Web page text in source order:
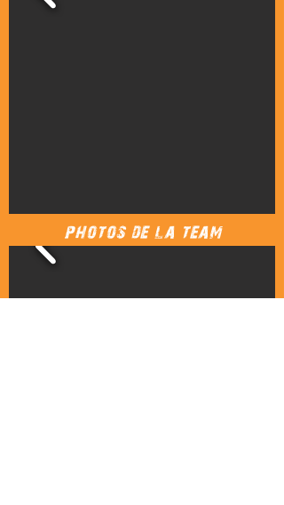
photos de la team